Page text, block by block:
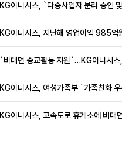
KG이니시스, `다중사업자 분리 승인
KG이니시스, 지난해 영업이익 985억
`비대면 종교활동 지원`…KG이니시스
KG이니시스, 여성가족부 `가족친화
KG이니시스, 고속도로 휴게소에 비대